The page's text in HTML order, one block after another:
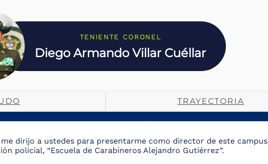
TENIENTE CORONEL
Diego Armando Villar Cuéllar
TRAYECTORIA
dirijo a ustedes para presentarme como director de este campus
policial, “Escuela de Carabineros Alejandro Gutiérrez”.